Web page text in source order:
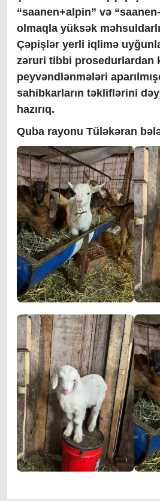
“saanen+alpin” və
olmaqla yüksək
Çəpişlər yerli iqlimə
zəruri tibbi prosedurlardan
peyvəndlənmələri
sahibkarların təkliflərini
hazırıq.
Quba rayonu Tüləkəran